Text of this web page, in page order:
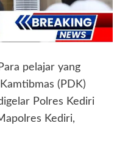
pelajar yang
(PDK)
Polres Kediri
Kediri,